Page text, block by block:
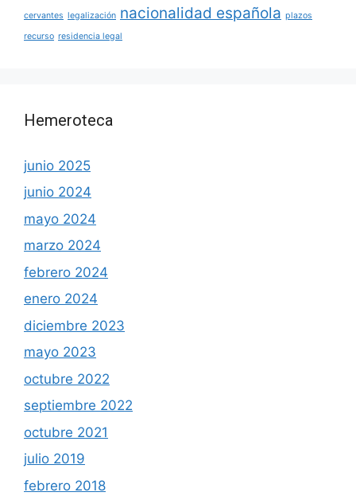
cervantes legalización nacionalidad española plazos
recurso residencia legal
Hemeroteca
junio 2025
junio 2024
mayo 2024
marzo 2024
febrero 2024
enero 2024
diciembre 2023
mayo 2023
octubre 2022
septiembre 2022
octubre 2021
julio 2019
febrero 2018